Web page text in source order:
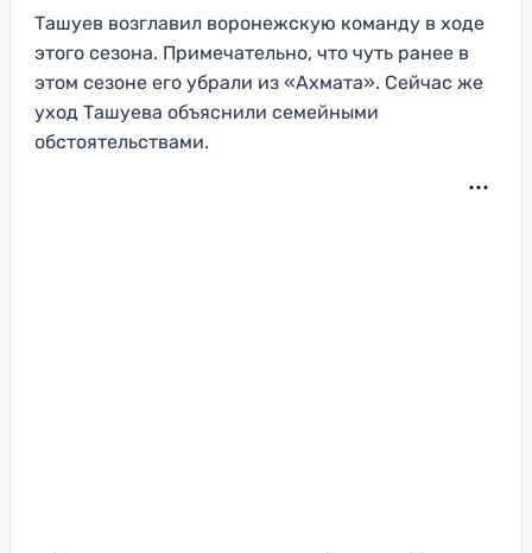
Ташуев возглавил воронежскую команду в ходе
этого сезона. Примечательно, что чуть ранее в
этом сезоне его убрали из «Ахмата». Сейчас же
уход Ташуева объяснили семейными
обстоятельствами.